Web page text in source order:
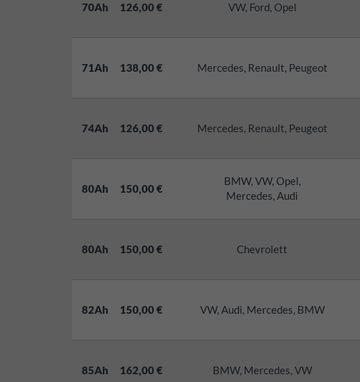
70Ah 126,00 € VW, Ford, Opel
71Ah 138,00 € Mercedes, Renault, Peugeot
74Ah 126,00 € Mercedes, Renault, Peugeot
80Ah 150,00 €
BMW, VW, Opel,
Mercedes, Audi
80Ah 150,00 € Chevrolett
82Ah 150,00 € VW, Audi, Mercedes, BMW
85Ah 162,00 € BMW, Mercedes, VW